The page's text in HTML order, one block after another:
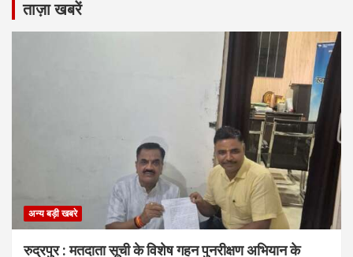
ताज़ा खबरें
अन्य बड़ी खबरे
रुद्रपुर : मतदाता सूची के विशेष गहन पुनरीक्षण अभियान के